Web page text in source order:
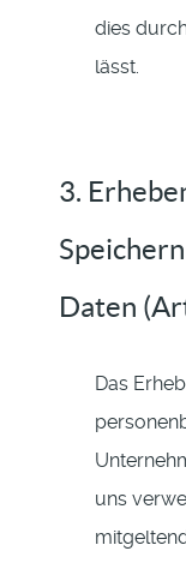
dies
lässt.
3.
Daten
Das
uns